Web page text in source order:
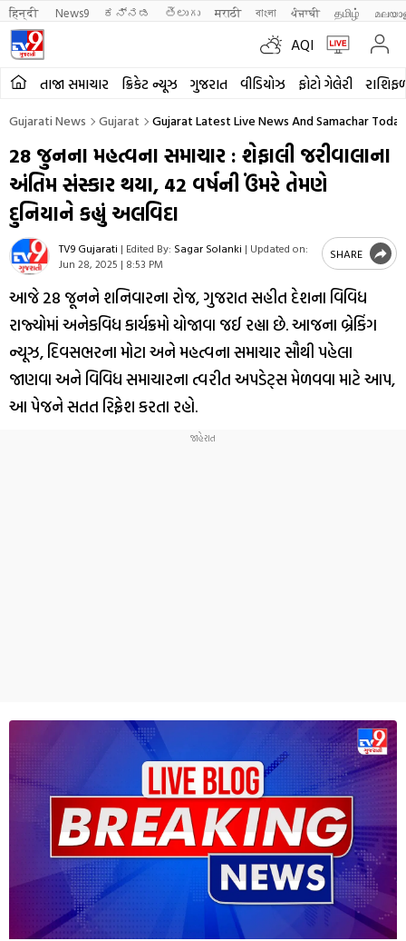
हिन्दी News9 ಕನ್ನಡ తెలుగు मराठी বাংলা ਪੰਜਾਬੀ தமிழ்
AQI
તાજા સમાચાર ક્રિકેટ ન્યૂઝ ગુજરાત વીડિયોઝ ફોટો ગેલેરી
Gujarati News Gujarat Gujarat Latest Live News And Samachar
28 જુનના મહત્વના સમાચાર : શેફાલી જરીવાલાના
અંતિમ સંસ્કાર થયા, 42 વર્ષની ઉંમરે તેમણે
દુનિયાને કહ્યું અલવિદા
TV9 Gujarati | Edited By: Sagar Solanki | Updated on:
Jun 28, 2025 | 8:53 PM
SHARE
આજે 28 જૂનને શનિવારના રોજ, ગુજરાત સહીત દેશના વિવિધ
રાજ્યોમાં અનેકવિધ કાર્યક્રમો યોજાવા જઈ રહ્યા છે. આજના બ્રેકિંગ
ન્યૂઝ, દિવસભરના મોટા અને મહત્વના સમાચાર સૌથી પહેલા
જાણવા અને વિવિધ સમાચારના ત્વરીત અપડેટ્સ મેળવવા માટે આપ,
આ પેજને સતત રિફ્રેશ કરતા રહો.